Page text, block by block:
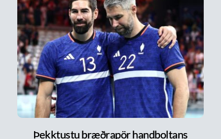
Þekktustu bræðrapör handboltans